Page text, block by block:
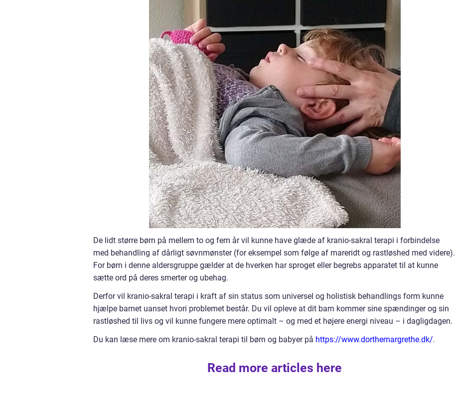
De lidt større børn på mellem to og fem år vil kunne have glæde af kranio-sakral terapi i forbindelse
med behandling af dårligt søvnmønster (for eksempel som følge af mareridt og rastløshed med videre).
For børn i denne aldersgruppe gælder at de hverken har sproget eller begrebs apparatet til at kunne
sætte ord på deres smerter og ubehag.
Derfor vil kranio-sakral terapi i kraft af sin status som universel og holistisk behandlings form kunne
hjælpe barnet uanset hvori problemet består. Du vil opleve at dit barn kommer sine spændinger og sin
rastløshed til livs og vil kunne fungere mere optimalt – og med et højere energi niveau – i dagligdagen.
Du kan læse mere om kranio-sakral terapi til børn og babyer på https://www.dorthemargrethe.dk/.
Read more articles here